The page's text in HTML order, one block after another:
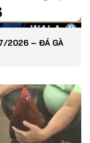
2026 – ĐÁ GÀ